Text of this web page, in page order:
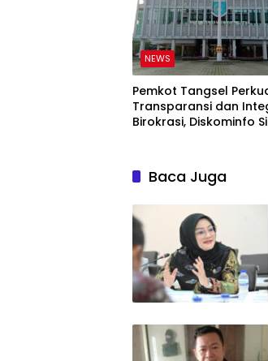
NEWS
Pemkot Tangsel
Transparansi dan
Birokrasi, Diskominfo
Baca Juga